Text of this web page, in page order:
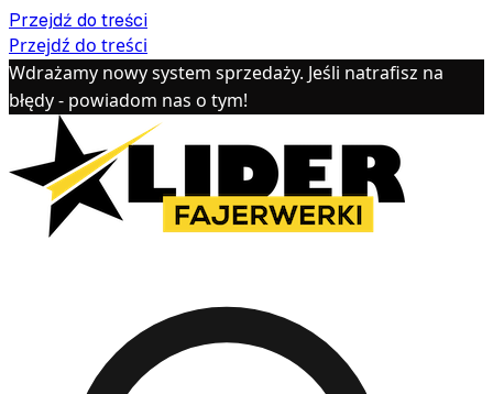
Przejdź do treści
Przejdź do treści
Wdrażamy nowy system sprzedaży. Jeśli natrafisz na
błędy - powiadom nas o tym!